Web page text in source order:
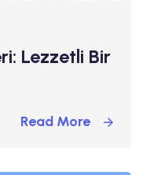
Lezzetli Bir
Read More